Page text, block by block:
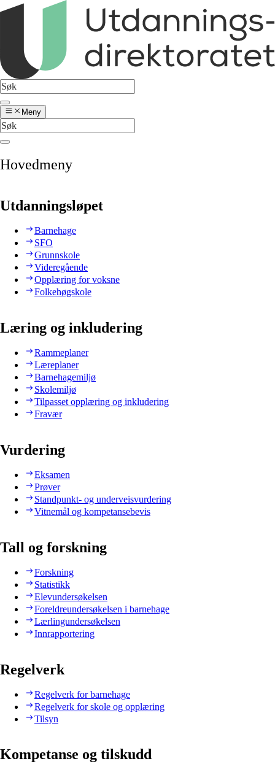
Meny
Hovedmeny
Utdanningsløpet
Barnehage
SFO
Grunnskole
Videregående
Opplæring for voksne
Folkehøgskole
Læring og inkludering
Rammeplaner
Læreplaner
Barnehagemiljø
Skolemiljø
Tilpasset opplæring og inkludering
Fravær
Vurdering
Eksamen
Prøver
Standpunkt- og underveisvurdering
Vitnemål og kompetansebevis
Tall og forskning
Forskning
Statistikk
Elevundersøkelsen
Foreldreundersøkelsen i barnehage
Lærlingundersøkelsen
Innrapportering
Regelverk
Regelverk for barnehage
Regelverk for skole og opplæring
Tilsyn
Kompetanse og tilskudd